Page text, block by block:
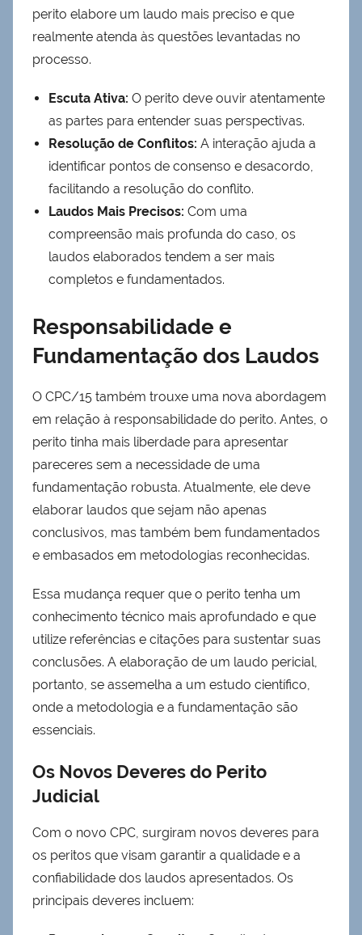
perito elabore um laudo mais preciso e que
realmente atenda às questões levantadas no
processo.
Escuta Ativa: O perito deve ouvir atentamente
as partes para entender suas perspectivas.
Resolução de Conflitos: A interação ajuda a
identificar pontos de consenso e desacordo,
facilitando a resolução do conflito.
Laudos Mais Precisos: Com uma
compreensão mais profunda do caso, os
laudos elaborados tendem a ser mais
completos e fundamentados.
Responsabilidade e
Fundamentação dos Laudos
O CPC/15 também trouxe uma nova abordagem
em relação à responsabilidade do perito. Antes, o
perito tinha mais liberdade para apresentar
pareceres sem a necessidade de uma
fundamentação robusta. Atualmente, ele deve
elaborar laudos que sejam não apenas
conclusivos, mas também bem fundamentados
e embasados em metodologias reconhecidas.
Essa mudança requer que o perito tenha um
conhecimento técnico mais aprofundado e que
utilize referências e citações para sustentar suas
conclusões. A elaboração de um laudo pericial,
portanto, se assemelha a um estudo científico,
onde a metodologia e a fundamentação são
essenciais.
Os Novos Deveres do Perito
Judicial
Com o novo CPC, surgiram novos deveres para
os peritos que visam garantir a qualidade e a
confiabilidade dos laudos apresentados. Os
principais deveres incluem: